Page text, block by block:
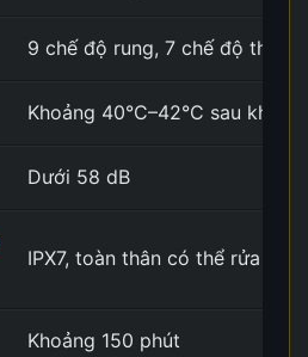
9 chế độ rung, 7 chế độ thụt
Khoảng 40°C–42°C sau
Dưới 58 dB
IPX7, toàn thân có thể rửa
Khoảng 150 phút